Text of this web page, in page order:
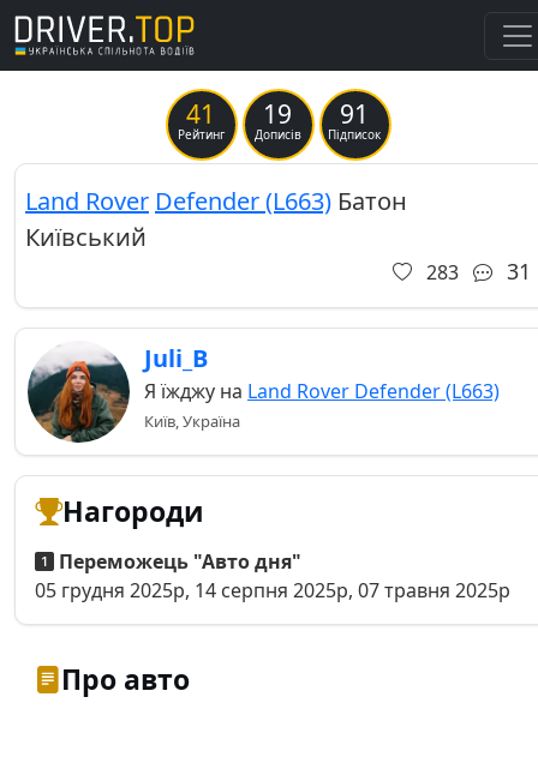
41
Рейтинг
19
Дописів
91
Підписок
Land Rover Defender (L663) Батон
Київський
283 31
Juli_B
Я їжджу на Land Rover Defender (L663)
Київ, Україна
Нагороди
Переможець "Авто дня"
05 грудня 2025р, 14 серпня 2025р, 07 травня 2025р
Про авто